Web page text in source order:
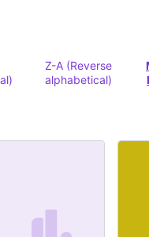
Z-A (Reverse
alphabetical)